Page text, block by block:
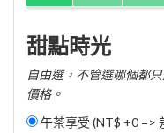
甜點時光
自由選，不管選哪個都
價格。
午茶享受 (NT$ +0 =>